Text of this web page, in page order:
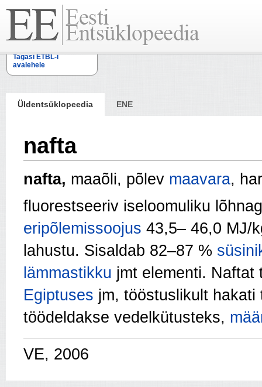
Tagasi ETBL-i
avalehele
Üldentsüklopeedia ENE
nafta
nafta, maaõli, põlev maavara,
fluorestseeriv iseloomuliku
eripõlemissoojus 43,5– 46,0 MJ/
lahustu. Sisaldab 82–87 %
lämmastikku jmt elementi.
Egiptuses jm, tööstuslikult
töödeldakse vedelkütusteks,
VE, 2006